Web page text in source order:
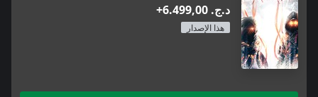
د.ج.‏ 6.499,00+
هذا الإصدار